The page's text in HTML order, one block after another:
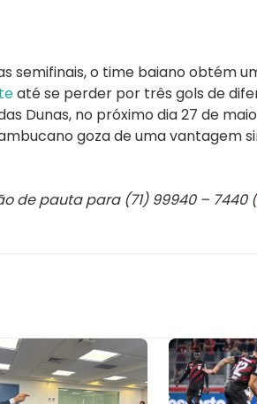
semifinais, o time baiano obtém
até se perder por três gols de
Dunas, no próximo dia 27 de
goza de uma vantagem
de pauta para (71) 99940 – 7440 (